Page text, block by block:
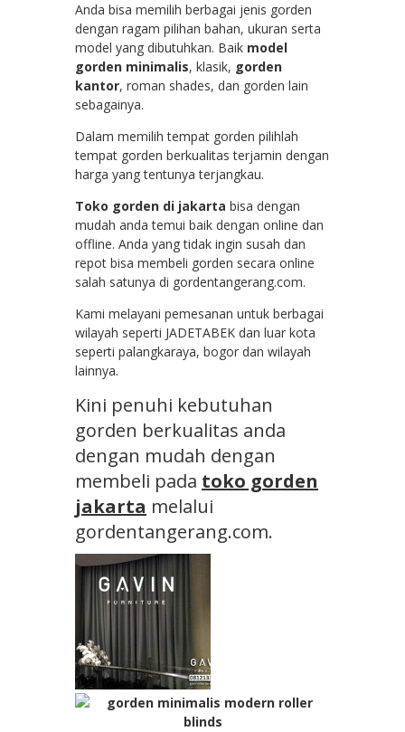
Anda bisa memilih berbagai jenis gorden
dengan ragam pilihan bahan, ukuran serta
model yang dibutuhkan. Baik model
gorden minimalis, klasik, gorden
kantor, roman shades, dan gorden lain
sebagainya.
Dalam memilih tempat gorden pilihlah
tempat gorden berkualitas terjamin dengan
harga yang tentunya terjangkau.
Toko gorden di jakarta bisa dengan
mudah anda temui baik dengan online dan
offline. Anda yang tidak ingin susah dan
repot bisa membeli gorden secara online
salah satunya di gordentangerang.com.
Kami melayani pemesanan untuk berbagai
wilayah seperti JADETABEK dan luar kota
seperti palangkaraya, bogor dan wilayah
lainnya.
Kini penuhi kebutuhan
gorden berkualitas anda
dengan mudah dengan
membeli pada toko gorden
jakarta melalui
gordentangerang.com.